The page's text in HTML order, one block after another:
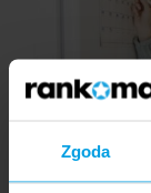
Zgoda